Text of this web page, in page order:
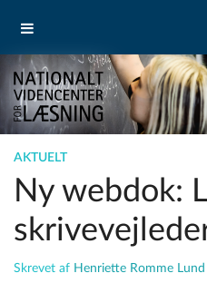
AKTUELT
Ny webdok:
Skrevet af Henriette Romme Lund